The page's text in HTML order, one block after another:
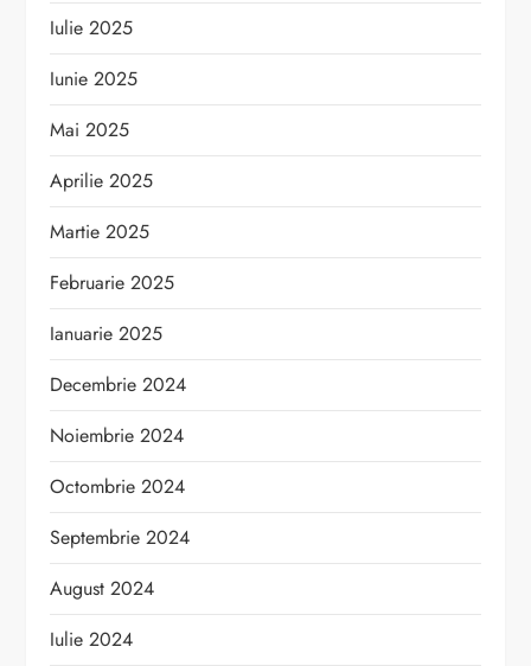
Iulie 2025
Iunie 2025
Mai 2025
Aprilie 2025
Martie 2025
Februarie 2025
Ianuarie 2025
Decembrie 2024
Noiembrie 2024
Octombrie 2024
Septembrie 2024
August 2024
Iulie 2024